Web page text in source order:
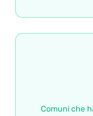
Comuni che